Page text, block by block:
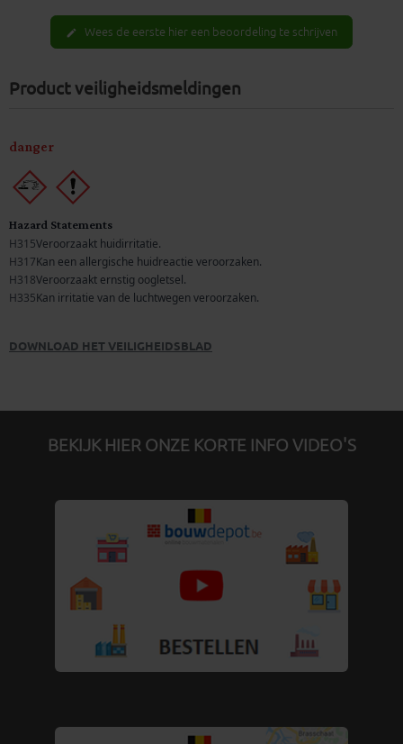
edit Wees de eerste hier een beoordeling te schrijven
Product veiligheidsmeldingen
DOWNLOAD HET VEILIGHEIDSBLAD
BEKIJK HIER ONZE KORTE INFO VIDEO'S